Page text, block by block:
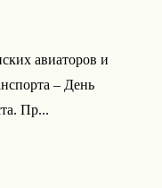
авиаторов и
– День
Пр...